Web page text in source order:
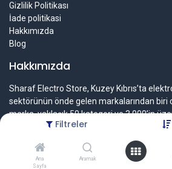
Filtreler
Ana
Sayfa
Aramak
Gizlilik Politikası
İade politikasi
Hakkımızda
Blog
Hakkımızda
Sharaf Electro Store, Kuzey Kıbrıs’ta
sektörünün önde gelen markalarından biri
marka, yaklaşık 50 kategori ve 3.000’in
sunmaktadır.
2014 yılında kurulan Sharaf, şeffaf fiyat
alışveriş deneyimi ve güçlü satış sonrası